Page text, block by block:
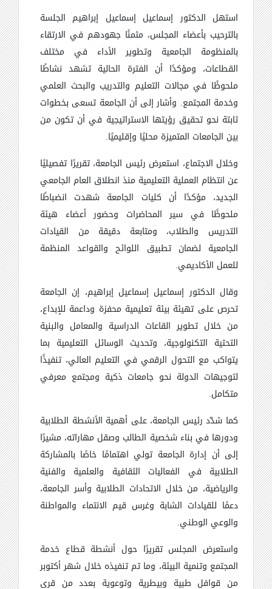
استهل الدكتور إسماعيل إسماعيل إبراهيم الجلسة
بالترحيب بأعضاء المجلس، مثمنًا جهودهم في الارتقاء
بالمنظومة الجامعية وتطوير الأداء في مختلف
القطاعات، ومؤكدًا أن الفترة الحالية تشهد نشاطًا
ملحوظًا في مجالات التعليم والتدريب والبحث العلمي
وخدمة المجتمع. وأشار إلى أن الجامعة تسعى بخطوات
ثابتة نحو تحقيق رؤيتها الاستراتيجية في أن تكون من
بين الجامعات المتميزة محليًا وإقليميًا.
وخلال الاجتماع، استعرض رئيس الجامعة، تقريرًا تفصيليًا
عن انتظام العملية التعليمية منذ انطلاق العام الجامعي
الجديد، مؤكدًا أن كليات الجامعة شهدت انضباطًا
ملحوظًا في سير المحاضرات وحضور أعضاء هيئة
التدريس والطلاب، ومتابعة دقيقة من القيادات
الجامعية لضمان تطبيق اللوائح والقواعد المنظمة
للعمل الأكاديمي.
وقال الدكتور إسماعيل إسماعيل إبراهيم، إن الجامعة
تحرص على تهيئة بيئة تعليمية محفزة وداعمة للإبداع،
من خلال تطوير القاعات الدراسية والمعامل والبنية
التحتية التكنولوجية، وتحديث الوسائل التعليمية بما
يتواكب مع التحول الرقمي في التعليم العالي، تنفيذًا
لتوجيهات الدولة نحو جامعات ذكية ومجتمع معرفي
متكامل.
كما شدّد رئيس الجامعة، على أهمية الأنشطة الطلابية
ودورها في بناء شخصية الطالب وصقل مهاراته، مشيرًا
إلى أن إدارة الجامعة تولي اهتمامًا خاصًا بالمشاركة
الطلابية في الفعاليات الثقافية والعلمية والفنية
والرياضية، من خلال الاتحادات الطلابية وأسر الجامعة،
دعمًا للقيادات الشابة وغرس قيم الانتماء والمواطنة
والوعي الوطني.
واستعرض المجلس تقريرًا حول أنشطة قطاع خدمة
المجتمع وتنمية البيئة، وما تم تنفيذه خلال شهر أكتوبر
من قوافل طبية وبيطرية وتوعوية بعدد من قرى